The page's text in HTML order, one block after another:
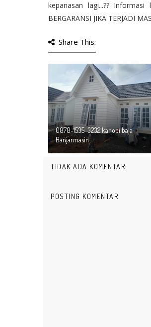
kepanasan lagi...??
BERGARANSI JIKA TERJADI
Share This:
0878-1535-3232 kanopi baja
Banjarmasin
TIDAK ADA KOMENTAR:
POSTING KOMENTAR